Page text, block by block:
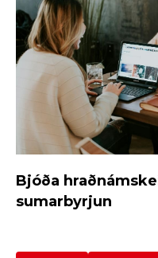
Bjóða
sumarbyrjun